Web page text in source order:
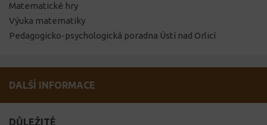
Matematické hry
Výuka matematiky
Pedagogicko-psychologická poradna Ústí nad Orlicí
DALŠÍ INFORMACE
DŮLEŽITÉ